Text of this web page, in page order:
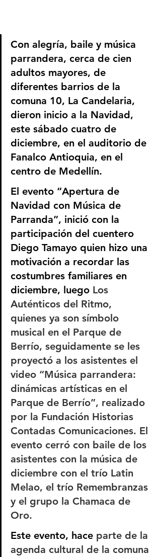
Con alegría, baile y música
parrandera, cerca de cien
adultos mayores, de
diferentes barrios de la
comuna 10, La Candelaria,
dieron inicio a la Navidad,
este sábado cuatro de
diciembre, en el auditorio de
Fanalco Antioquia, en el
centro de Medellín.
El evento “Apertura de
Navidad con Música de
Parranda”, inició con la
participación del cuentero
Diego Tamayo quien hizo una
motivación a recordar las
costumbres familiares en
diciembre, luego Los
Auténticos del Ritmo,
quienes ya son símbolo
musical en el Parque de
Berrío, seguidamente se les
proyectó a los asistentes el
video “Música parrandera:
dinámicas artísticas en el
Parque de Berrío”, realizado
por la Fundación Historias
Contadas Comunicaciones. El
evento cerró con baile de los
asistentes con la música de
diciembre con el trío Latin
Melao, el trío Remembranzas
y el grupo la Chamaca de
Oro.
Este evento, hace parte de la
agenda cultural de la comuna